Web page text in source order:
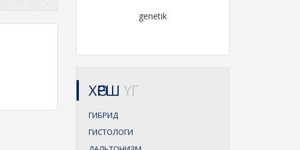
genetik
ХӨРШ ҮГ
ГИБРИД
ГИСТОЛОГИ